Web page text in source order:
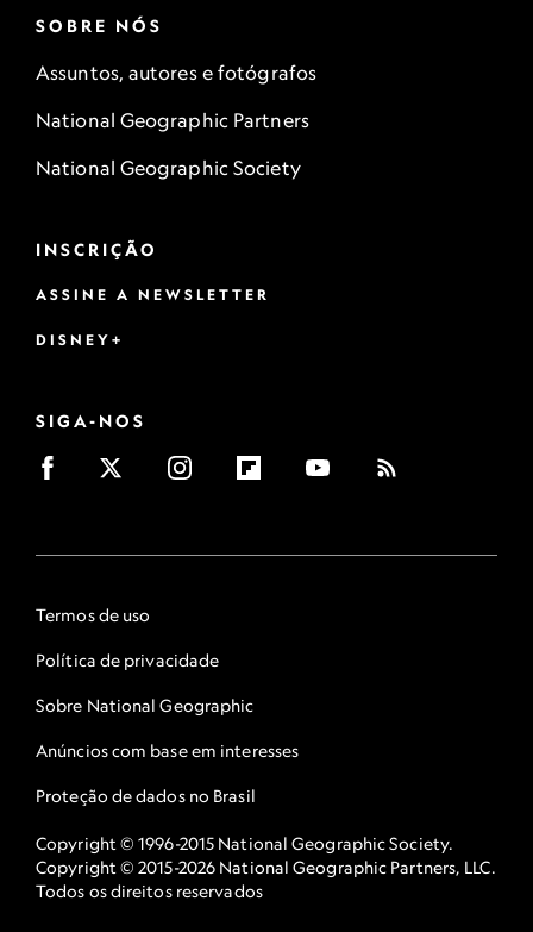
SOBRE NÓS
Assuntos, autores e fotógrafos
National Geographic Partners
National Geographic Society
INSCRIÇÃO
ASSINE A NEWSLETTER
DISNEY+
SIGA-NOS
Termos de uso
Política de privacidade
Sobre National Geographic
Anúncios com base em interesses
Proteção de dados no Brasil
Copyright © 1996-2015 National Geographic Society.
Copyright © 2015-2026 National Geographic Partners, LLC.
Todos os direitos reservados